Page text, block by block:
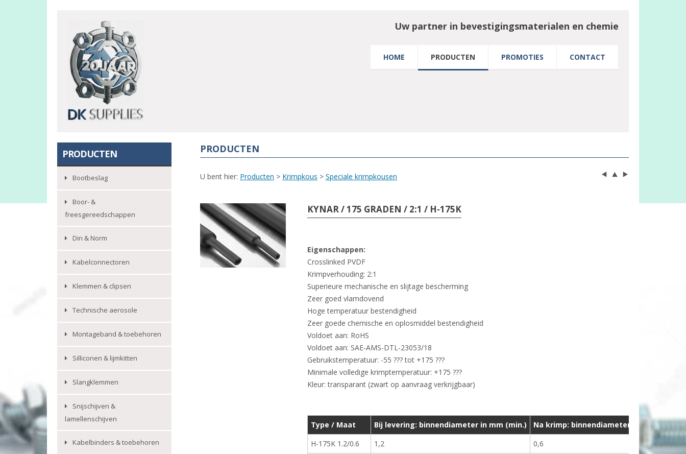
Uw partner in bevestigingsmaterialen en chemie
HOME PRODUCTEN PROMOTIES CONTACT
PRODUCTEN
U bent hier: Producten > Krimpkous > Speciale krimpkousen
KYNAR / 175 GRADEN / 2:1 / H-175K
Eigenschappen:
Crosslinked PVDF
Krimpverhouding: 2:1
Superieure mechanische en slijtage bescherming
Zeer goed vlamdovend
Hoge temperatuur bestendigheid
Zeer goede chemische en oplosmiddel bestendigheid
Voldoet aan: RoHS
Voldoet aan: SAE-AMS-DTL-23053/18
Gebruikstemperatuur: -55 ??? tot +175 ???
Minimale volledige krimptemperatuur: +175 ???
Kleur: transparant (zwart op aanvraag verkrijgbaar)
Type / Maat Bij levering: binnendiameter in mm (min.)
Na krimp: binnendiameter in mm (max.)
H-175K 1.2/0.6
1,2
0,6
PRODUCTEN
Bootbeslag
Boor- &
freesgereedschappen
Din & Norm
Kabelconnectoren
Klemmen & clipsen
Technische aerosole
Montageband & toebehoren
Silliconen & lijmkitten
Slangklemmen
Snijschijven &
lamellenschijven
Kabelbinders & toebehoren